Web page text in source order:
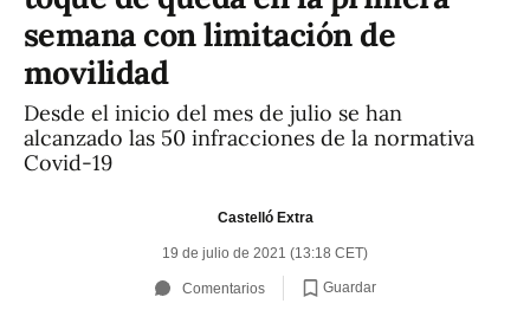
semana con limitación de
movilidad
Desde el inicio del mes de julio se han
alcanzado las 50 infracciones de la normativa
Covid-19
Castelló Extra
19 de julio de 2021 (13:18 CET)
Comentarios Guardar